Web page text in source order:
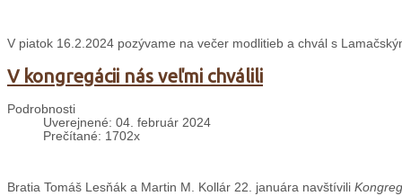
V piatok 16.2.2024 pozývame na večer modlitieb a chvál s
V kongregácii nás veľmi chválili
Podrobnosti
Uverejnené: 04. február 2024
Prečítané: 1702x
Bratia Tomáš Lesňák a Martin M. Kollár 22. januára navštívili